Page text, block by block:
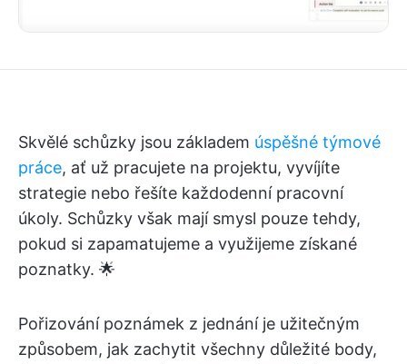
Skvělé schůzky jsou základem úspěšné týmové
práce, ať už pracujete na projektu, vyvíjíte
strategie nebo řešíte každodenní pracovní
úkoly. Schůzky však mají smysl pouze tehdy,
pokud si zapamatujeme a využijeme získané
poznatky. 🌟
Pořizování poznámek z jednání je užitečným
způsobem, jak zachytit všechny důležité body,